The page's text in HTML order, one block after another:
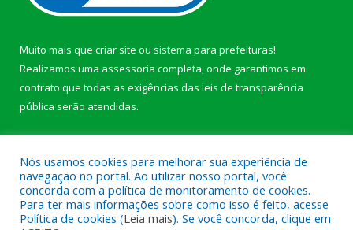
Muito mais que criar site ou sistema para prefeituras!
Realizamos uma assessoria completa, onde garantimos em
contrato que todas as exigências das leis de transparência
pública serão atendidas.
Todos os direitos reservados a Prefeitura Municipal de Afuá.
Nós usamos cookies para melhorar sua experiência de
navegação no portal. Ao utilizar nosso portal, você
concorda com a política de monitoramento de cookies.
Para ter mais informações sobre como isso é feito, acesse
Política de cookies (Leia mais). Se você concorda, clique em